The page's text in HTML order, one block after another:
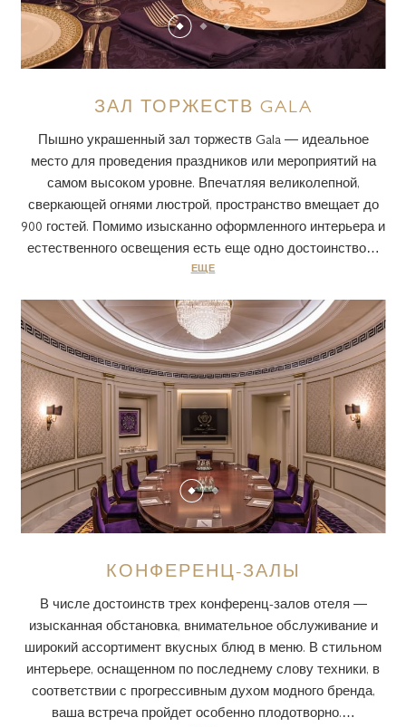
ЗАЛ ТОРЖЕСТВ GALA
Пышно украшенный зал торжеств Gala — идеальное
место для проведения праздников или мероприятий на
самом высоком уровне. Впечатляя великолепной,
сверкающей огнями люстрой, пространство вмещает до
900 гостей. Помимо изысканно оформленного интерьера и
естественного освещения есть еще одно достоинство…
ЕЩЕ
КОНФЕРЕНЦ-ЗАЛЫ
В числе достоинств трех конференц-залов отеля —
изысканная обстановка, внимательное обслуживание и
широкий ассортимент вкусных блюд в меню. В стильном
интерьере, оснащенном по последнему слову техники, в
соответствии с прогрессивным духом модного бренда,
ваша встреча пройдет особенно плодотворно.…